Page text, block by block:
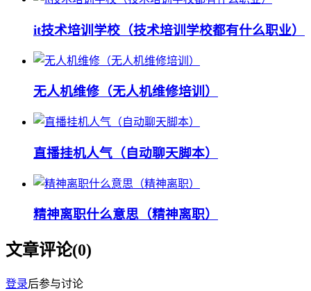
it技术培训学校（技术培训学校都有什么职业）
无人机维修（无人机维修培训）
直播挂机人气（自动聊天脚本）
精神离职什么意思（精神离职）
文章评论(0)
登录后参与讨论